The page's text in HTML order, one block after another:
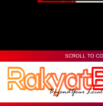
SCROLL TO